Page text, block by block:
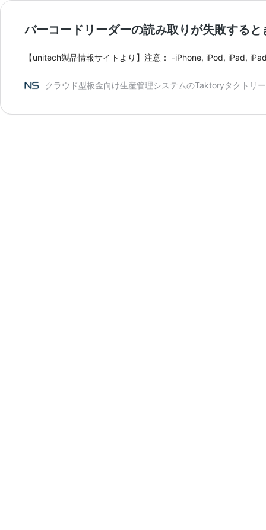
バーコードリーダーの読み取りが失敗すると
【unitech製品情報サイトより】注意： -iPhone, iPod, iPad,
クラウド型板金向け生産管理システムのTaktoryタクトリー